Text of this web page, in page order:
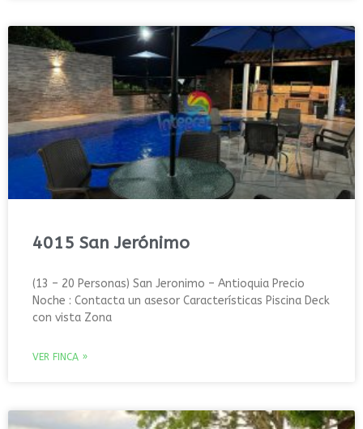
4015 San Jerónimo
(13 – 20 Personas) San Jeronimo – Antioquia Precio
Noche : Contacta un asesor Características Piscina Deck
con vista Zona
VER FINCA »